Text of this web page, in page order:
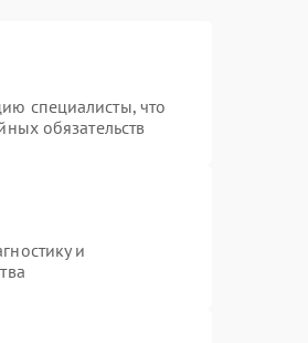
Подробнее →
специалисты, что
обязательств
и